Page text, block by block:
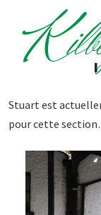
K
Stuart est
pour cette